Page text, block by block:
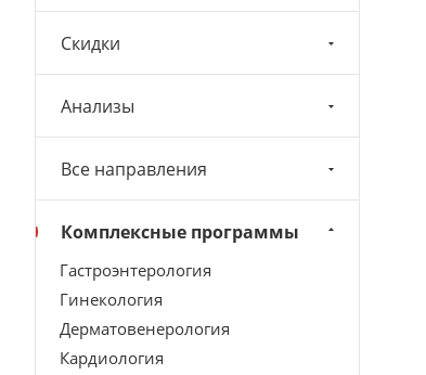
Скидки
Анализы
Все направления
Комплексные программы
Гастроэнтерология
Гинекология
Дерматовенерология
Кардиология